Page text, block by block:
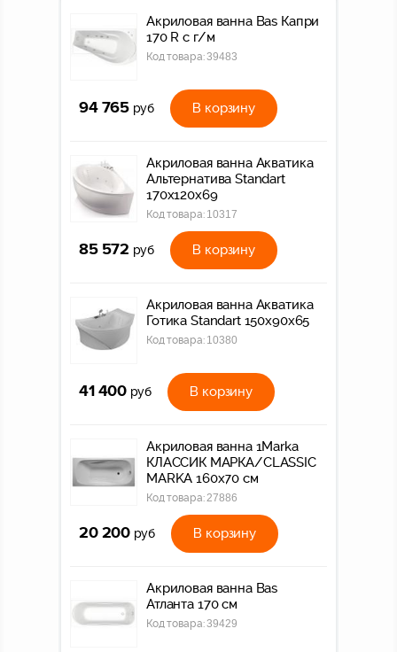
Акриловая ванна Bas Капри
170 R с г/м
Код товара:39483
94 765 руб В корзину
Акриловая ванна Акватика
Альтернатива Standart
170x120x69
Код товара: 10317
85 572 руб В корзину
Акриловая ванна Акватика
Готика Standart 150x90x65
Код товара: 10380
41 400 руб В корзину
Акриловая ванна 1Marka
КЛАССИК МАРКА/CLASSIC
MARKA 160х70 см
Код товара: 27886
20 200 руб В корзину
Акриловая ванна Bas
Атланта 170 см
Код товара:39429